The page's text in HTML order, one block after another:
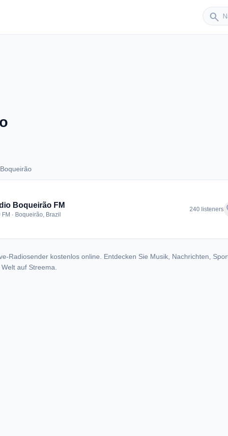
search
Sender
Boqueirão
Boqueirão FM
FM · Boqueirão, Brazil
240 listeners
Radiosender kostenlos online. Entdecken Sie Musik, Nachrichten,
auf Streema.